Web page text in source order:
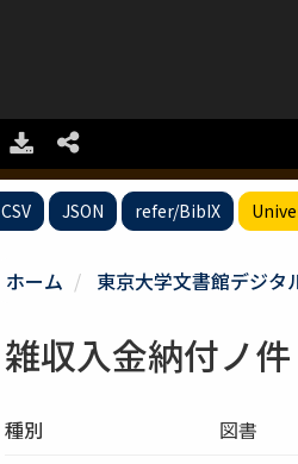
CSV JSON refer/BibIX
ホーム 東京大学文書館デジタ
雑収入金納付ノ件
種別
図書